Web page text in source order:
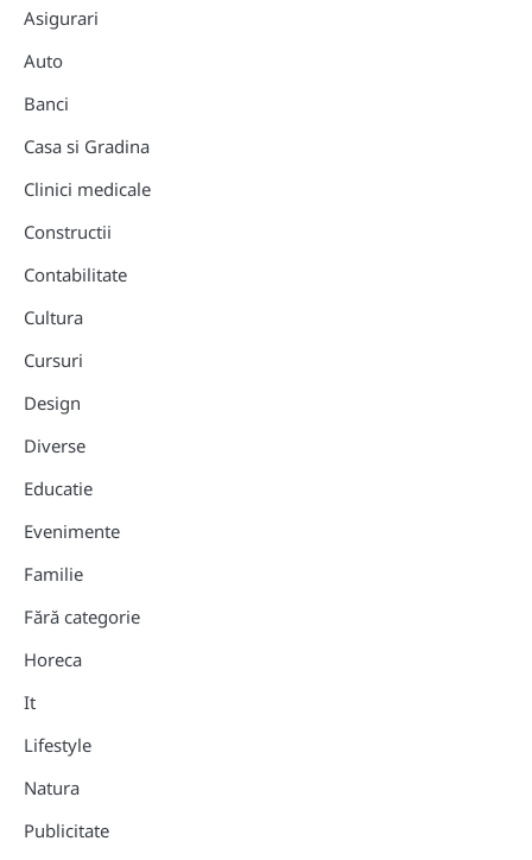
Asigurari
Auto
Banci
Casa si Gradina
Clinici medicale
Constructii
Contabilitate
Cultura
Cursuri
Design
Diverse
Educatie
Evenimente
Familie
Fără categorie
Horeca
It
Lifestyle
Natura
Publicitate